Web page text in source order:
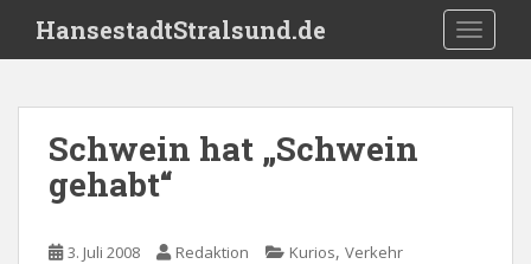
i
HansestadtStralsund.de
Schwein hat „Schwein
gehabt“
3. Juli 2008 Redaktion Kurios, Verkehr